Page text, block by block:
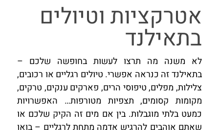
אטרקציות וטיולים
בתאילנד​
לא משנה מה תרצו לעשות בחופשה שלכם –
בתאילנד זה כנראה אפשרי. טיולים רגליים או רכובים,
צלילות, מפלים, טיפוסי הרים, פארקים ענקים, טרקים,
מקומות קסומים, תצפיות מטורפות… האפשרויות
כמעט בלתי מוגבלות. בין אם מים זה הקיק שלכם או